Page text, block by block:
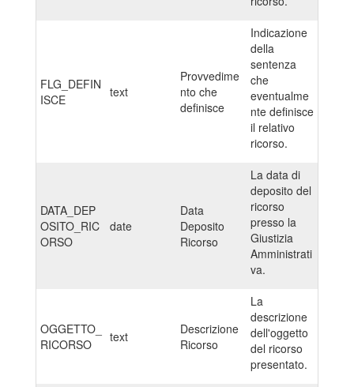
FLG_DEFIN
ISCE
text
Provvedime
nto che
definisce
Indicazione
della
sentenza
che
eventualme
nte definisce
il relativo
ricorso.
DATA_DEP
OSITO_RIC
ORSO
date
Data
Deposito
Ricorso
La data di
deposito del
ricorso
presso la
Giustizia
Amministrati
va.
OGGETTO_
RICORSO
text
Descrizione
Ricorso
La
descrizione
dell'oggetto
del ricorso
presentato.